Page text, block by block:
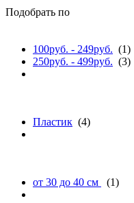
Подобрать по
100руб. - 249руб. (1)
250руб. - 499руб. (3)
Пластик (4)
от 30 до 40 см (1)